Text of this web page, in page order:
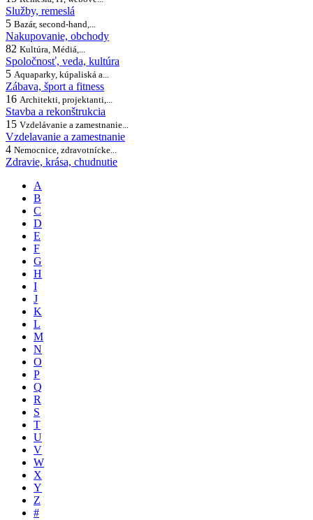
Služby, remeslá
5 Bazár, second-hand,...
Nakupovanie, obchody
82 Kultúra, Médiá,...
Spoločnosť, veda, kultúra
5 Aquaparky, kúpaliská a...
Zábava, šport a fitness
16 Architekti, projektanti,...
Stavba a rekonštrukcia
15 Vzdelávanie a zamestnanie...
Vzdelavanie a zamestnanie
4 Nemocnice, zdravotnícke...
Zdravie, krása, chudnutie
A
B
C
D
E
F
G
H
I
J
K
L
M
N
O
P
Q
R
S
T
U
V
W
X
Y
Z
#